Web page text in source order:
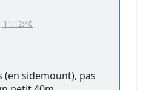
11:12:40
(en sidemount), pas